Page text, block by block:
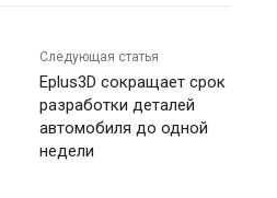
Следующая статья
Eplus3D сокращает срок
разработки деталей
автомобиля до одной
недели